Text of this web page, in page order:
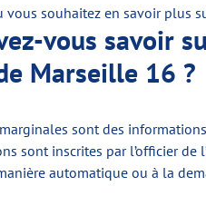
vous souhaitez en savoir plus
vous savoir
Marseille 16 ?
sont des
sont inscrites par l’officier
automatique ou à la